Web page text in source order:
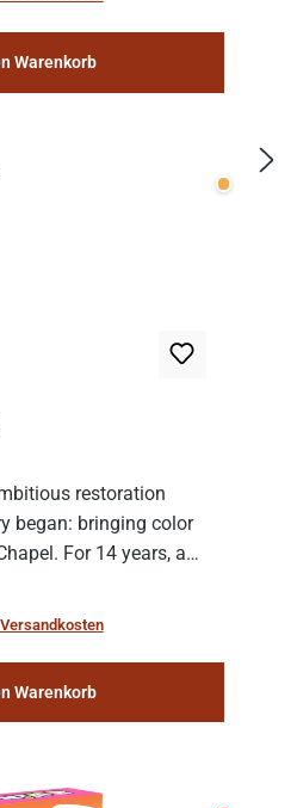
Warenkorb
Wenige
restoration
began: bringing color
For 14 years, a
the Vatican undertook
cleaning and
Warenkorb